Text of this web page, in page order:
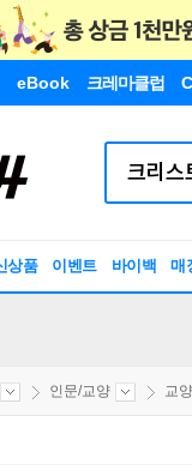
eBook 크레마클럽
상품 이벤트 바이백 매
인문/교양 교